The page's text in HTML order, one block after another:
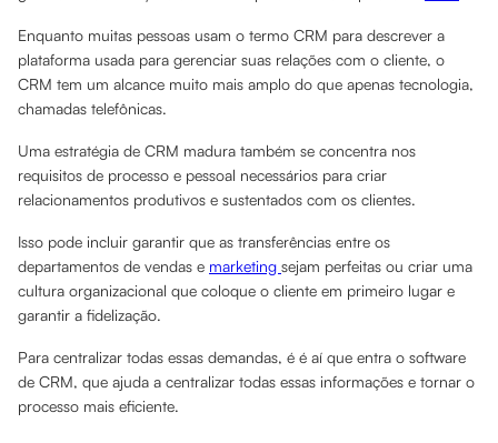
Enquanto muitas pessoas usam o termo CRM para descrever a
plataforma usada para gerenciar suas relações com o cliente, o
CRM tem um alcance muito mais amplo do que apenas tecnologia,
chamadas telefônicas.
Uma estratégia de CRM madura também se concentra nos
requisitos de processo e pessoal necessários para criar
relacionamentos produtivos e sustentados com os clientes.
Isso pode incluir garantir que as transferências entre os
departamentos de vendas e marketing sejam perfeitas ou criar uma
cultura organizacional que coloque o cliente em primeiro lugar e
garantir a fidelização.
Para centralizar todas essas demandas, é é aí que entra o software
de CRM, que ajuda a centralizar todas essas informações e tornar o
processo mais eficiente.